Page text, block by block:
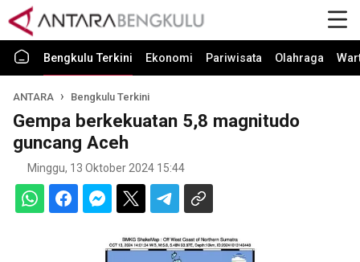
Bengkulu Terkini Ekonomi Pariwisata Olahraga
ANTARA Bengkulu Terkini
Gempa berkekuatan 5,8 magnitudo
guncang Aceh
Minggu, 13 Oktober 2024 15:44